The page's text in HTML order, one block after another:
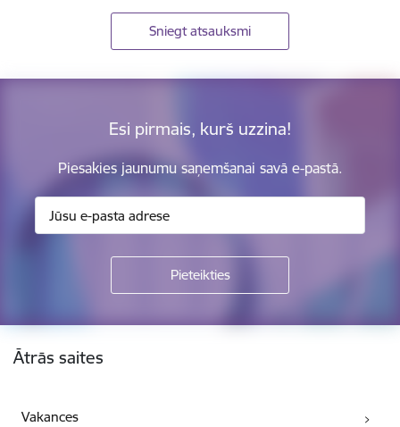
Sniegt atsauksmi
Esi pirmais, kurš uzzina!
Piesakies jaunumu saņemšanai savā e-pastā.
Kājene
Ātrās saites
Vakances